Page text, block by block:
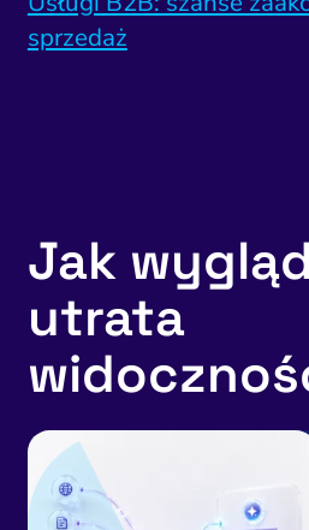
sprzedaż
Jak
utrata